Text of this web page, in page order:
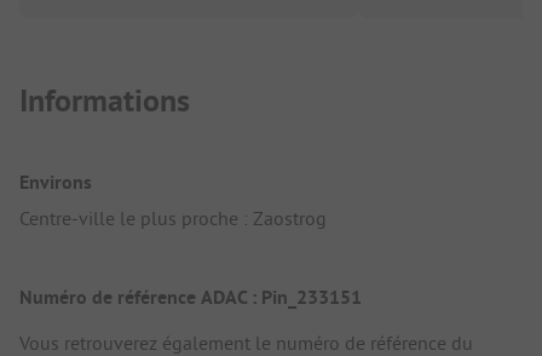
Informations
Environs
Centre-ville le plus proche : Zaostrog
Numéro de référence ADAC : Pin_233151
Vous retrouverez également le numéro de référence du